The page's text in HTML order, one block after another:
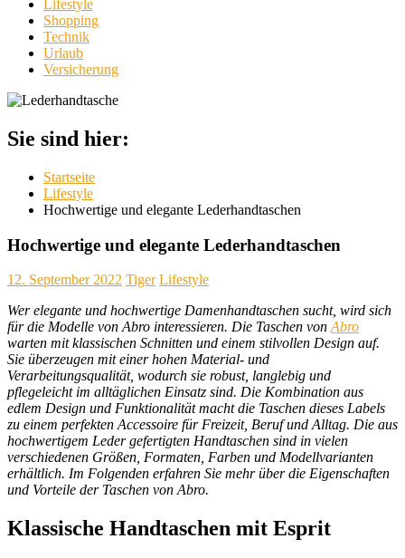
Lifestyle
Shopping
Technik
Urlaub
Versicherung
Sie sind hier:
Startseite
Lifestyle
Hochwertige und elegante Lederhandtaschen
Hochwertige und elegante Lederhandtaschen
12. September 2022 Tiger Lifestyle
Wer elegante und hochwertige Damenhandtaschen sucht, wird sich
für die Modelle von Abro interessieren. Die Taschen von Abro
warten mit klassischen Schnitten und einem stilvollen Design auf.
Sie überzeugen mit einer hohen Material- und
Verarbeitungsqualität, wodurch sie robust, langlebig und
pflegeleicht im alltäglichen Einsatz sind. Die Kombination aus
edlem Design und Funktionalität macht die Taschen dieses Labels
zu einem perfekten Accessoire für Freizeit, Beruf und Alltag. Die aus
hochwertigem Leder gefertigten Handtaschen sind in vielen
verschiedenen Größen, Formaten, Farben und Modellvarianten
erhältlich. Im Folgenden erfahren Sie mehr über die Eigenschaften
und Vorteile der Taschen von Abro.
Klassische Handtaschen mit Esprit